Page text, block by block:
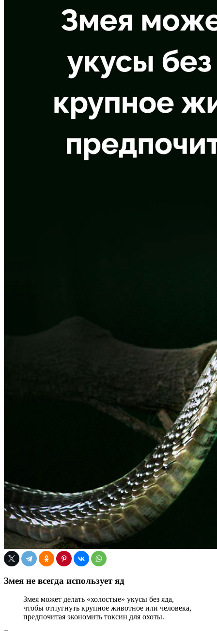
Змея не всегда использует яд
Змея может делать «холостые» укусы без яда,
чтобы отпугнуть крупное животное или человека,
предпочитая экономить токсин для охоты.